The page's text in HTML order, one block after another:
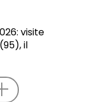
visite
il